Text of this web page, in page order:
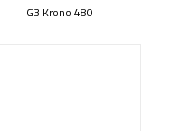
G3 Krono 480